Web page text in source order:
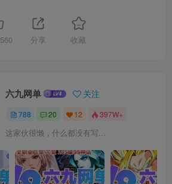
560 分享 收藏
六九网单 关注
788 20 12 397W+
这家伙很懒，什么都没有写...